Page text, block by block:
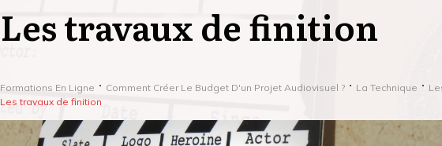
Les travaux de finition
Formations En Ligne Comment Créer Le Budget D'un Projet Audiovisuel ? La Technique
Les travaux de finition